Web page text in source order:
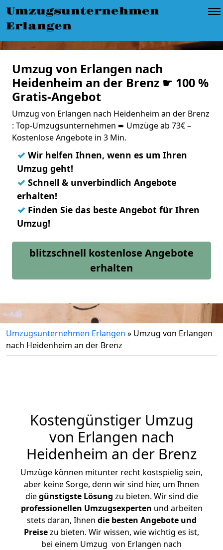
Umzugsunternehmen
Erlangen
Umzug von Erlangen nach
Heidenheim an der Brenz ☛ 100 %
Gratis-Angebot
Umzug von Erlangen nach Heidenheim an der Brenz
: Top-Umzugsunternehmen ➨ Umzüge ab 73€ –
Kostenlose Angebote in 3 Min.
✓ Wir helfen Ihnen, wenn es um Ihren
Umzug geht!
✓ Schnell & unverbindlich Angebote
erhalten!
✓ Finden Sie das beste Angebot für Ihren
Umzug!
blitzschnell kostenlose Angebote
erhalten
Umzugsunternehmen Erlangen » Umzug von Erlangen
nach Heidenheim an der Brenz
Kostengünstiger Umzug
von Erlangen nach
Heidenheim an der Brenz
Umzüge können mitunter recht kostspielig sein,
aber keine Sorge, denn wir sind hier, um Ihnen
diegünstigste Lösung zu bieten. Wir sind die
professionellen Umzugsexperten und arbeiten
stets daran, Ihnen die besten Angebote und
Preisezu bieten. Wir wissen, wie wichtig es ist,
bei einem Umzug von Erlangen nach